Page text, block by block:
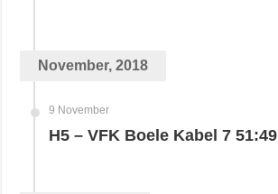
November, 2018
9 November
H5 – VFK Boele Kabel 7 51:49